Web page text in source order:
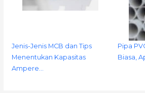
Jenis-Jenis MCB dan Tips
Menentukan Kapasitas
Ampere…
Pipa
Biasa,